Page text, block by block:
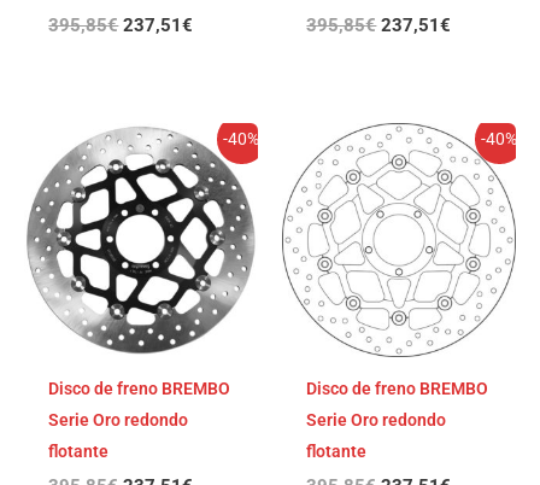
395,85€ 237,51€ 395,85€ 237,51€
-40%
Disco de freno BREMBO
Serie Oro redondo
flotante
El
precio
original
era:
395,85€.
precio
actual
es:
237,51€.
-40%
Disco de freno BREMBO
Serie Oro redondo
flotante
El
precio
original
era:
395,85€.
El
precio
actual
es:
237,51€.